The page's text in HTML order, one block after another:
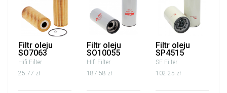
Filtr oleju
SO7063
Hifi Filter
25.77 zł
Filtr oleju
SO10055
Hifi Filter
187.58 zł
Filtr oleju
SP4515
SF Filter
102.25 zł